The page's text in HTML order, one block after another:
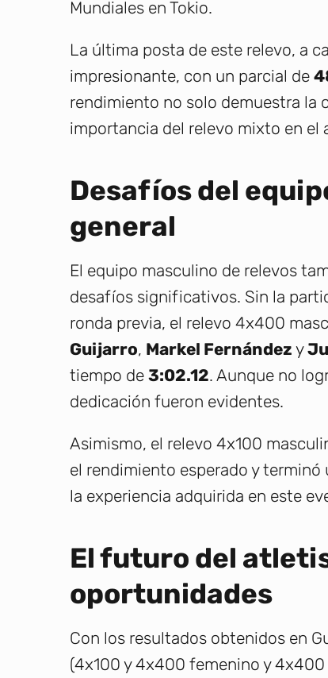
Mundiales en Tokio.
La última posta de este relevo, a
impresionante, con un parcial de
rendimiento no solo demuestra la
importancia del relevo mixto en
Desafíos del
general
El equipo masculino de relevos
desafíos significativos. Sin la
ronda previa, el relevo 4x400
Guijarro, Markel Fernández y
tiempo de 3:02.12. Aunque no
dedicación fueron evidentes.
Asimismo, el relevo 4x100
el rendimiento esperado y
la experiencia adquirida en este
El futuro del
oportunidades
Con los resultados obtenidos en
(4x100 y 4x400 femenino y 4x400